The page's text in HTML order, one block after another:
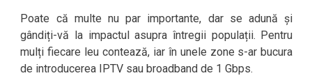
Poate că multe nu par importante, dar se adună și
gândiți-vă la impactul asupra întregii populații. Pentru
mulți fiecare leu contează, iar în unele zone s-ar bucura
de introducerea IPTV sau broadband de 1 Gbps.